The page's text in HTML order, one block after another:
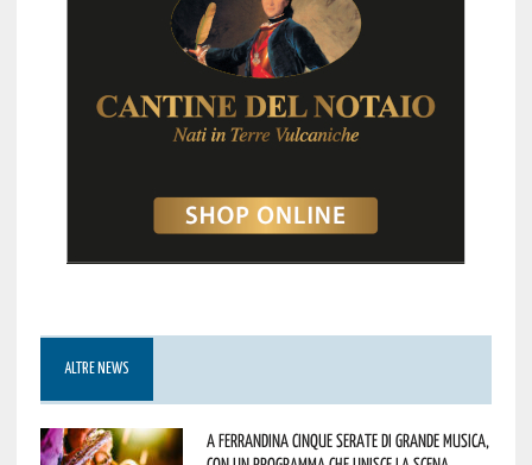
ALTRE NEWS
A Ferrandina cinque serate di grande musica,